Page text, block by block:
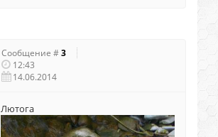
Сообщение #3
12:43
14.06.2014
Лютога